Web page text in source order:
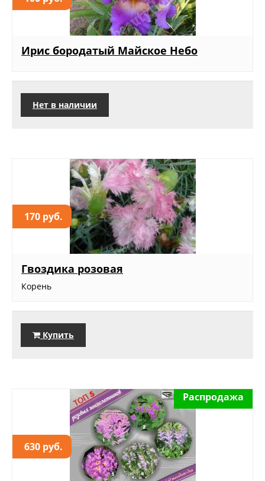
Ирис бородатый Майское Небо
Нет в наличии
170 руб.
Гвоздика розовая
Корень
Купить
630 руб.
Распродажа